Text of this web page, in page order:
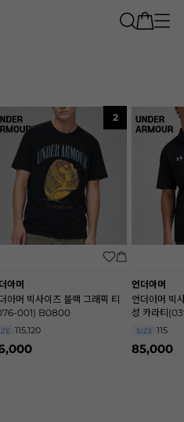
2
아머
아머 빅사이즈 블랙 그래픽 티
001) B0800
115,120
언더아머
언더아머 빅
성 카라티
SIZE 115
85,000